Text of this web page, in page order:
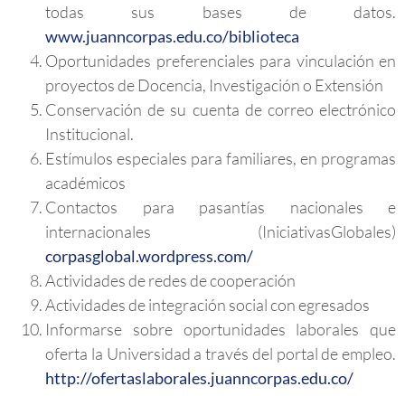
todas sus bases de datos.
www.juanncorpas.edu.co/biblioteca
Oportunidades preferenciales para vinculación en
proyectos de Docencia, Investigación o Extensión
Conservación de su cuenta de correo electrónico
Institucional.
Estímulos especiales para familiares, en programas
académicos
Contactos para pasantías nacionales e
internacionales (IniciativasGlobales)
corpasglobal.wordpress.com/
Actividades de redes de cooperación
Actividades de integración social con egresados
Informarse sobre oportunidades laborales que
oferta la Universidad a través del portal de empleo.
http://ofertaslaborales.juanncorpas.edu.co/